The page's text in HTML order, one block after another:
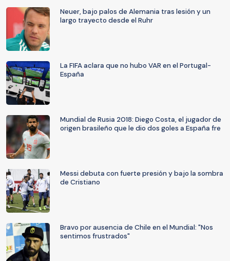
Neuer, bajo palos de Alemania tras lesión y un
largo trayecto desde el Ruhr
La FIFA aclara que no hubo VAR en el Portugal-
España
Mundial de Rusia 2018: Diego Costa, el jugador de
origen brasileño que le dio dos goles a España fre
Messi debuta con fuerte presión y bajo la sombra
de Cristiano
Bravo por ausencia de Chile en el Mundial: "Nos
sentimos frustrados"